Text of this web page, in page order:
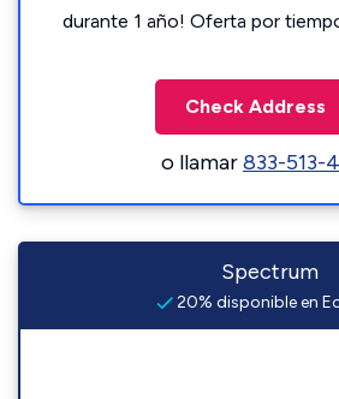
durante 1 año! Oferta por
Check Address
o llamar833-513-
Spectrum
20% disponible en